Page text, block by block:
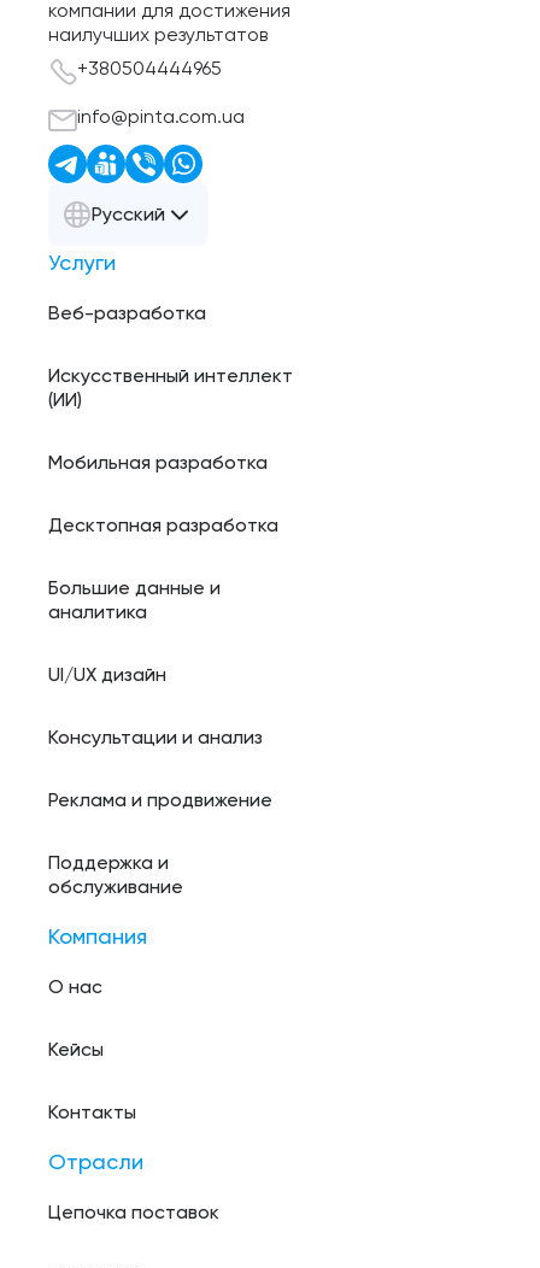
компании для достижения
наилучших результатов
+380504444965
info@pinta.com.ua
Русский
Услуги
Веб-разработка
Искусственный интеллект
(ИИ)
Мобильная разработка
Десктопная разработка
Большие данные и
аналитика
UI/UX дизайн
Консультации и анализ
Реклама и продвижение
Поддержка и
обслуживание
Компания
О нас
Кейсы
Контакты
Отрасли
Цепочка поставок